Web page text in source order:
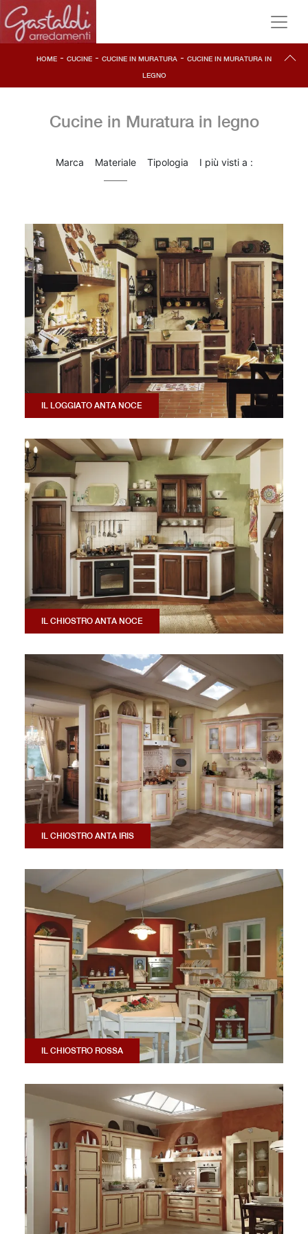
HOME - CUCINE - CUCINE IN MURATURA - CUCINE IN MURATURA IN
LEGNO
Cucine in Muratura in legno
Marca Materiale Tipologia I più visti a :
IL LOGGIATO ANTA NOCE
IL CHIOSTRO ANTA NOCE
IL CHIOSTRO ANTA IRIS
IL CHIOSTRO ROSSA